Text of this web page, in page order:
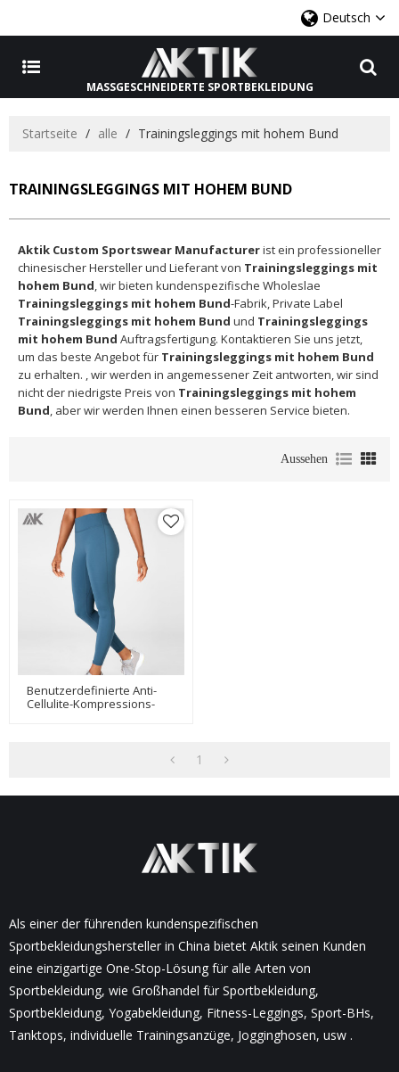
Deutsch
MASSGESCHNEIDERTE SPORTBEKLEIDUNG
Startseite / alle / Trainingsleggings mit hohem Bund
TRAININGSLEGGINGS MIT HOHEM BUND
Aktik Custom Sportswear Manufacturerist ein professioneller
chinesischer Hersteller und Lieferant von Trainingsleggings mit
hohem Bund, wir bieten kundenspezifische Wholeslae
Trainingsleggings mit hohem Bund-Fabrik, Private Label
Trainingsleggings mit hohem Bund und Trainingsleggings
mit hohem Bund Auftragsfertigung. Kontaktieren Sie uns jetzt,
um das beste Angebot für Trainingsleggings mit hohem Bund
zu erhalten. , wir werden in angemessener Zeit antworten, wir sind
nicht der niedrigste Preis von Trainingsleggings mit hohem
Bund, aber wir werden Ihnen einen besseren Service bieten.
Aussehen
Benutzerdefinierte Anti-
Cellulite-Kompressions-
1
Als einer der führenden kundenspezifischen
Sportbekleidungshersteller in China bietet Aktik seinen Kunden
eine einzigartige One-Stop-Lösung für alle Arten von
Sportbekleidung, wie Großhandel für Sportbekleidung,
Sportbekleidung, Yogabekleidung, Fitness-Leggings, Sport-BHs,
Tanktops, individuelle Trainingsanzüge, Jogginghosen, usw .